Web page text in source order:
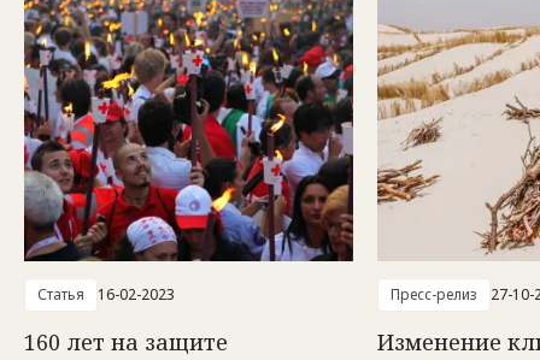
Статья 16-02-2023
160 лет на защите
Пресс-релиз 27-10-
Изменение